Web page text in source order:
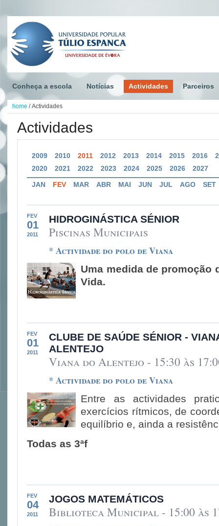
Conheça a escola Notícias Actividades Parceiros
home / Actividades
Actividades
2009 2010 2011 2012 2013 2014 2015 2016
2020
2021 2022 2023 2024 2025 2026 2027
JAN FEV MAR ABR MAI JUN JUL AGO SET
FEV
01
2011
HIDROGINÁSTICA SÉNIOR
Piscinas Municipais
* Actividade do polo de Viana
Uma medida de promoção
Vida.
FEV
01
2011
CLUBE DE SAÚDE SÉNIOR -
ALENTEJO
Viana do Alentejo - 15:30 às
* Actividade do polo de Viana
Entre as actividades
exercícios rítmicos, de
equilíbrio e, ainda a
Todas as 3ªf
FEV
04
2011
JOGOS MATEMÁTICOS
Biblioteca Municipal - 15:00 às